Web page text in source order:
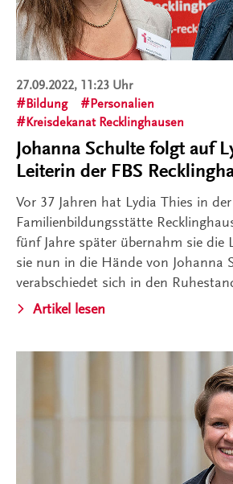
27.09.2022, 11:23 Uhr
Bildung
Personalien
Kreisdekanat Recklinghausen
Johanna Schulte folgt auf
Leiterin der FBS
Vor 37 Jahren hat Lydia Thies in der
Familienbildungsstätte
fünf Jahre später übernahm sie die
sie nun in die Hände von Johanna
verabschiedet sich in den
Artikel lesen